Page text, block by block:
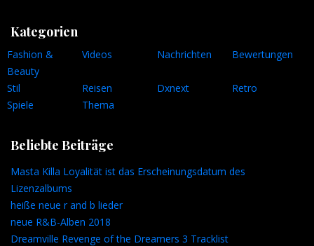
Kategorien
Fashion &
Beauty
Videos Nachrichten Bewertungen
Stil Reisen Dxnext
Retro
Spiele
Thema
Beliebte Beiträge
Masta Killa Loyalität ist das Erscheinungsdatum des
Lizenzalbums
heiße neue r and b lieder
neue R&B-Alben 2018
Dreamville Revenge of the Dreamers 3 Tracklist